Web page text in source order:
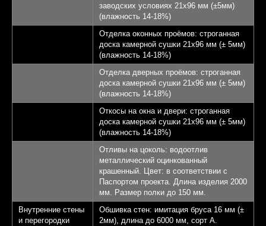
заводских условиях 21х96 мм (±5мм)
(влажность 14-18%)
Отделка оконных проёмов: строганная
доска камерной сушки 21х96 мм (± 5мм)
(влажность 14-18%)
Отделка дверных проёмов: строганная
доска камерной сушки 21х96 мм (± 5мм)
(влажность 14-18%)
Откосы на окна и двери: строганная
доска камерной сушки 21х96 мм (± 5мм)
(влажность 14-18%)
Отливы на цоколь: водоотлив
металлический оцинкованный
крашенный. Цвет: в соответствии с
Паспортом проекта. Длина изделия 2000
мм. Размер полки до 150 мм.
Внутренние стены
и перегородки
Обшивка стен: имитация бруса 16 мм (±
2мм), длина до 6000 мм, сорт А.